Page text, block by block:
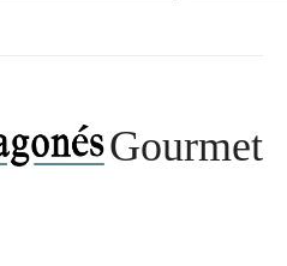
Gourmet